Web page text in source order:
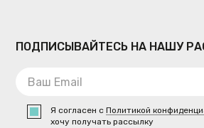
ПОДПИСЫВАЙТЕСЬ НА НАШУ
Я согласен сПолитикой
хочу получать рассылку